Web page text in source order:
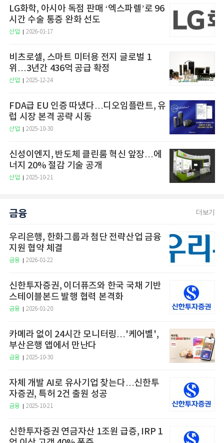
LG화학, 아시아 독점 판매 ‘엑스파렐’로 96
시간 수술 통증 완화 선도
산업 2026-01-17
비츠로셀, 스마트 미터용 전지 글로벌 1
위…3년간 436억 공급 확정
산업 2025-12-24
FDA급 EU 인증 따냈다…디오임플란트, 유
럽 시장 본격 공략 시동
산업 2025-10-30
신성이엔지, 반도체 클린룸 혁신 앞장…에
너지 20% 절감 기술 공개
산업 2025-10-21
금융 더보기
우리은행, 한화그룹과 첨단 전략산업 금융
지원 협약 체결
금융 2026-01-22
신한투자증권, 이더퓨즈와 한국 국채 기반
스테이블본드 발행 협력 본격화
금융 2026-01-20
카메라 없이 24시간 모니터링…'케어벨',
부산은행 앱에서 만난다
금융 2025-10-30
자체 개발 AI로 유사기업 찾는다…신한투
자증권, 특허 2건 출원 성공
금융 2025-10-21
신한투자증권 연금자산 1조원 급증, IRP 1